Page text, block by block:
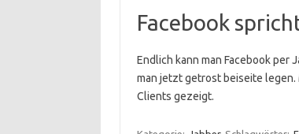
Facebook
Endlich kann man Facebook
man jetzt getrost beiseite
Clients gezeigt.